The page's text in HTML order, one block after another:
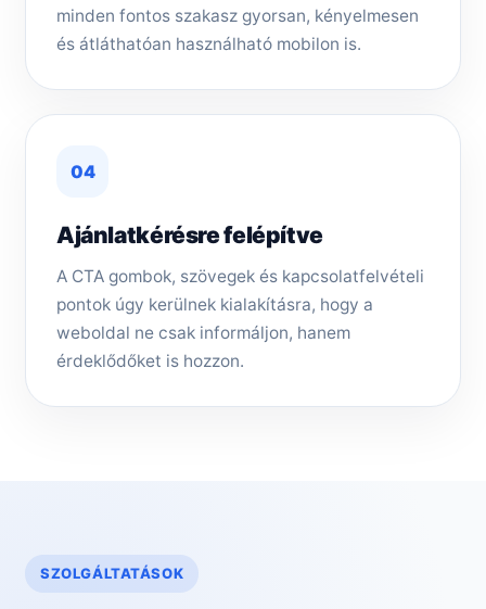
minden fontos szakasz gyorsan, kényelmesen
és átláthatóan használható mobilon is.
04
Ajánlatkérésre felépítve
A CTA gombok, szövegek és kapcsolatfelvételi
pontok úgy kerülnek kialakításra, hogy a
weboldal ne csak informáljon, hanem
érdeklődőket is hozzon.
SZOLGÁLTATÁSOK